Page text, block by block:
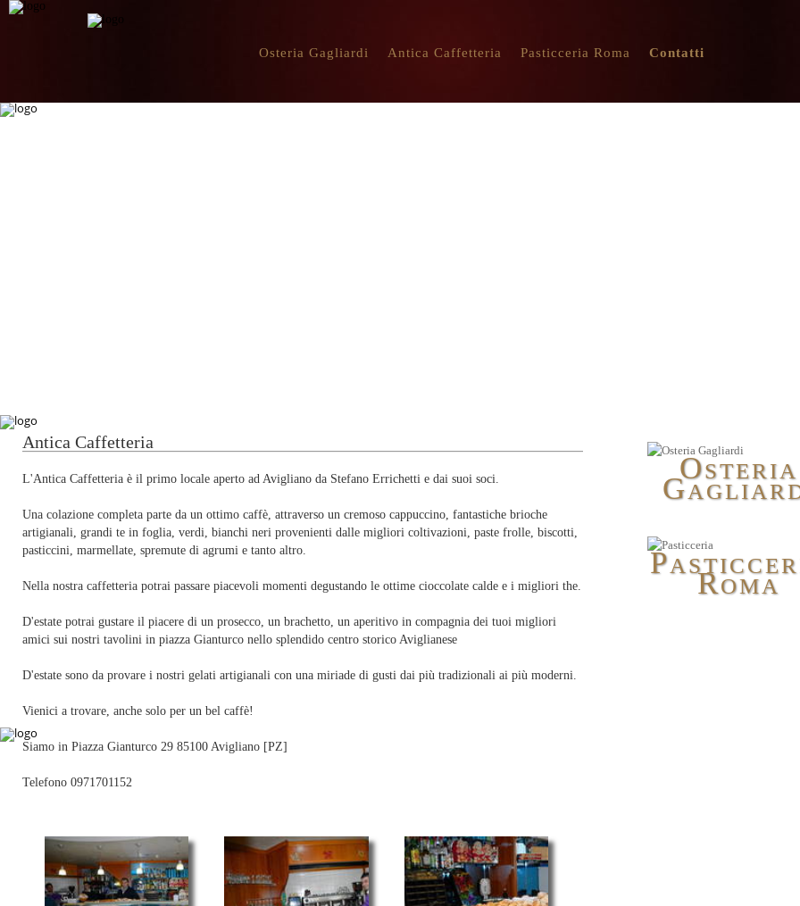
Osteria Gagliardi Antica Caffetteria Pasticceria Roma Contatti
OSTERIA
G
P
ROMA
Antica Caffetteria
L'Antica Caffetteria è il primo locale aperto ad Avigliano da Stefano Errichetti e dai suoi soci.
Una colazione completa parte da un ottimo caffè, attraverso un cremoso cappuccino, fantastiche brioche
artigianali, grandi te in foglia, verdi, bianchi neri provenienti dalle migliori coltivazioni, paste frolle, biscotti,
pasticcini, marmellate, spremute di agrumi e tanto altro.
Nella nostra caffetteria potrai passare piacevoli momenti degustando le ottime cioccolate calde e i migliori the.
D'estate potrai gustare il piacere di un prosecco, un brachetto, un aperitivo in compagnia dei tuoi migliori
amici sui nostri tavolini in piazza Gianturco nello splendido centro storico Aviglianese
D'estate sono da provare i nostri gelati artigianali con una miriade di gusti dai più tradizionali ai più moderni.
Vienici a trovare, anche solo per un bel caffè!
Siamo in Piazza Gianturco 29 85100 Avigliano [PZ]
Telefono 0971701152